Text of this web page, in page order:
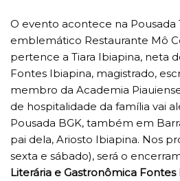
O evento acontece na Pousada
emblemático Restaurante Mô
pertence a Tiara Ibiapina, neta
Fontes Ibiapina, magistrado,
membro da Academia
de hospitalidade da família vai
Pousada BGK, também em
pai dela, Ariosto Ibiapina. Nos
sexta e sábado), será o
Literária e Gastronômica Fontes